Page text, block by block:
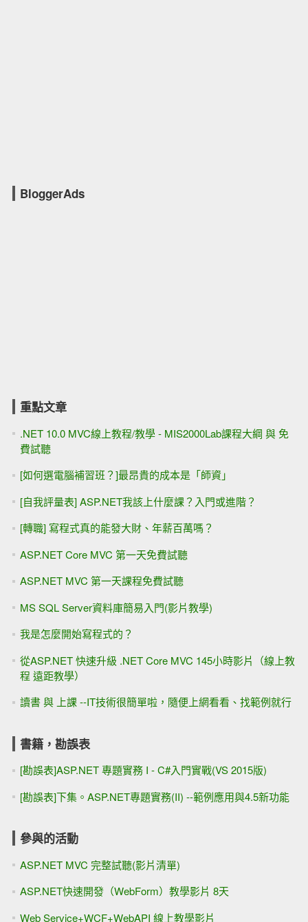
BloggerAds
重點文章
.NET 10.0 MVC線上教程/教學 - MIS2000Lab課程大綱 與 免
費試聽
[如何選電腦補習班？]最昂貴的成本是「師資」
[自我評量表] ASP.NET我該上什麼課？入門或進階？
[轉職] 寫程式真的能發大財、年薪百萬嗎？
ASP.NET Core MVC 第一天免費試聽
ASP.NET MVC 第一天課程免費試聽
MS SQL Server資料庫簡易入門(影片教學)
我是怎麼開始寫程式的？
從ASP.NET 快速升級 .NET Core MVC 145小時影片（線上教
程 遠距教學）
讀書 與 上課 --IT技術很簡單啦，隨便上網看看、找範例就行
書籍，勘誤表
[勘誤表]ASP.NET 專題實務 I - C#入門實戰(VS 2015版)
[勘誤表]下集。ASP.NET專題實務(II) --範例應用與4.5新功能
參與的活動
ASP.NET MVC 完整試聽(影片清單)
ASP.NET快速開發（WebForm）教學影片 8天
Web Service+WCF+WebAPI 線上教學影片